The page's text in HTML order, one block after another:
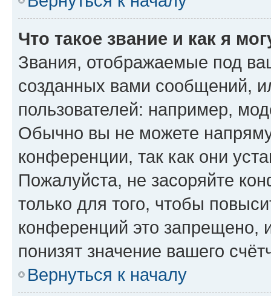
Что такое звание и как я
Звания, отображаемые под
созданных вами сообщений,
пользователей: например,
Обычно вы не можете
конференции, так как они
Пожалуйста, не засоряйте
только для того, чтобы
конференций это запрещено,
понизят значение вашего
Вернуться к началу